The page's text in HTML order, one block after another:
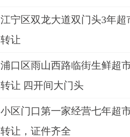
江宁区双龙大道双门头3年超
转让
浦口区雨山西路临街生鲜超
转让 四开间大门头
小区门口第一家经营七年超
转让，证件齐全